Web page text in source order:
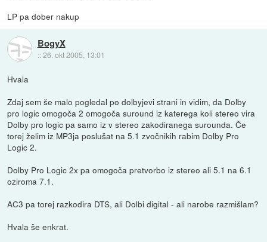
LP pa dober nakup
BogyX
::26. okt 2005, 13:01
Hvala
Zdaj sem še malo pogledal po dolbyjevi strani in vidim, da Dolby
pro logic omogoča 2 omogoča suround iz katerega koli stereo vira
Dolby pro logic pa samo iz v stereo zakodiranega surounda. Če
torej želim iz MP3ja poslušat na 5.1 zvočnikih rabim Dolby Pro
Logic 2.
Dolby Pro Logic 2x pa omogoča pretvorbo iz stereo ali 5.1 na 6.1
oziroma 7.1.
AC3 pa torej razkodira DTS, ali Dolbi digital - ali narobe razmišlam?
Hvala še enkrat.